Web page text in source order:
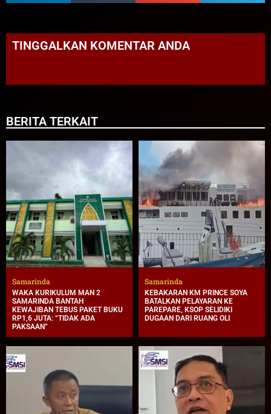
TINGGALKAN KOMENTAR ANDA
BERITA TERKAIT
Samarinda
WAKA KURIKULUM MAN 2
SAMARINDA BANTAH
KEWAJIBAN TEBUS PAKET BUKU
RP1,6 JUTA: “TIDAK ADA
PAKSAAN”
Samarinda
KEBAKARAN KM PRINCE SOYA
BATALKAN PELAYARAN KE
PAREPARE, KSOP SELIDIKI
DUGAAN DARI RUANG OLI